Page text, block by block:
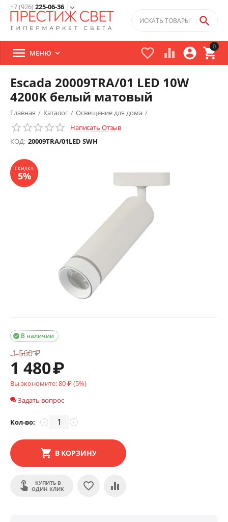
+7 (926)225-06-36 expand_more
0


 

 МЕНЮ 
Escada 20009TRA/01 LED 10W
4200K белый матовый
Главная / Каталог / Освещение для дома /
Трековые светильники /
Написать Отзыв
КОД: 20009TRA/01LED SWH
5%
В наличии

1 560₽
1 480₽
Вы экономите:80₽ (5%)
Задать вопрос
Кол-во: +
−
В КОРЗИНУ
КУПИТЬ В
ОДИН КЛИК